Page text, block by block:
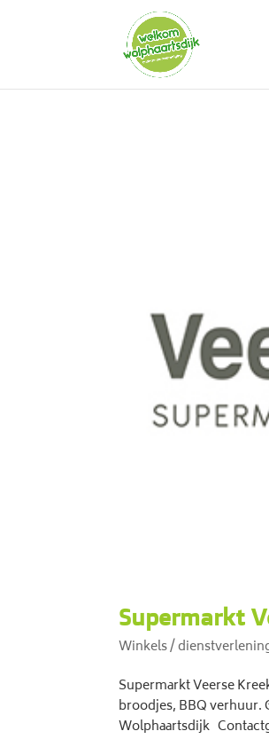
Supermarkt
Winkels /
Supermarkt Veerse
broodjes, BBQ verhuur.
Wolphaartsdijk